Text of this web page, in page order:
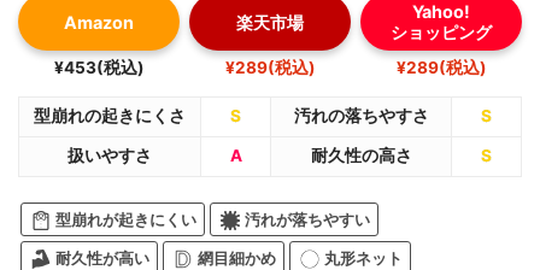
Amazon
¥453(税込)
楽天市場
¥289(税込)
Yahoo!
ショッピング
¥289(税込)
型崩れの起きにくさ S 汚れの落ちやすさ S
扱いやすさ A 耐久性の高さ S
型崩れが起きにくい 汚れが落ちやすい
耐久性が高い 網目細かめ 丸形ネット